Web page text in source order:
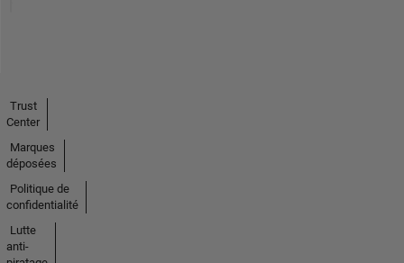
Trust
Center
Marques
déposées
Politique de
confidentialité
Lutte
anti-